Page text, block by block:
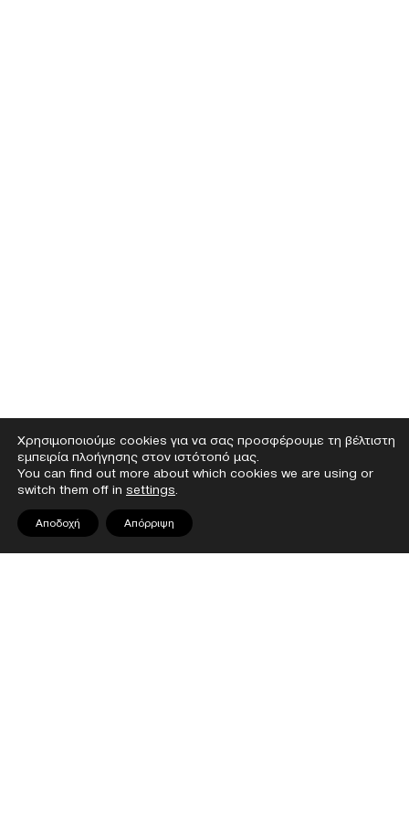
Χρησιμοποιούμε cookies για να σας προσφέρουμε τη βέλτιστη
εμπειρία πλοήγησης στον ιστότοπό μας.
You can find out more about which cookies we are using or
switch them off in settings.
Αποδοχή Απόρριψη